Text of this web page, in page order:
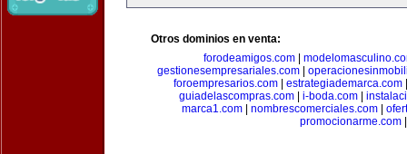
Otros dominios en venta:
forodeamigos.com
gestionesempresariales.com
foroempresarios.com| estrategiademarca.com
guiadelascompras.com
i-boda.com
marca1.com| nombrescomerciales.com|
promocionarme.com